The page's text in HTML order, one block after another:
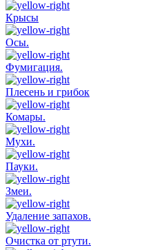
Крысы
Осы.
Фумигация.
Плесень и грибок
Комары.
Мухи.
Пауки.
Змеи.
Удаление запахов.
Очистка от ртути.